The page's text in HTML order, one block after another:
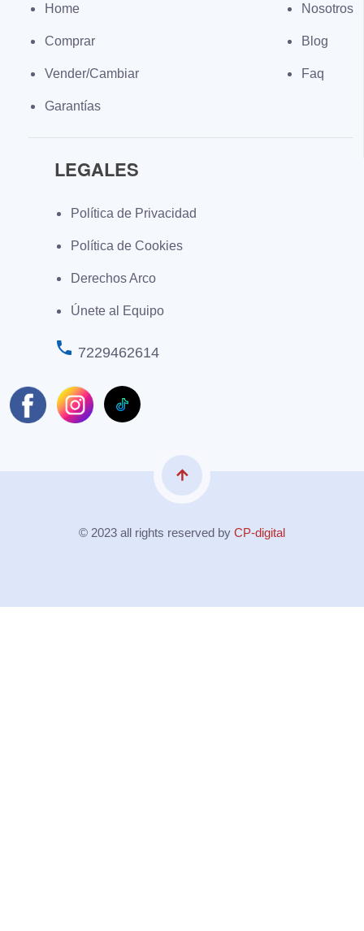
Home
Comprar
Vender/Cambiar
Garantías
Nosotros
Blog
Faq
LEGALES
Política de Privacidad
Política de Cookies
Derechos Arco
Únete al Equipo
phone 7229462614
© 2023 all rights reserved by CP-digital
arrow_upward